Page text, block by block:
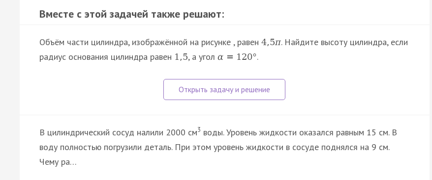
Вместе с этой задачей также решают:
Объём части цилиндра, изображённой на рисунке , равен 4,5π. Найдите высоту цилиндра, если
радиус основания цилиндра равен 1 ,5, а угол α = 120°.
В цилиндрический сосуд налили 2000 см3 воды. Уровень жидкости оказался равным 15 см. В
воду полностью погрузили деталь. При этом уровень жидкости в сосуде поднялся на 9 см.
Чему ра…